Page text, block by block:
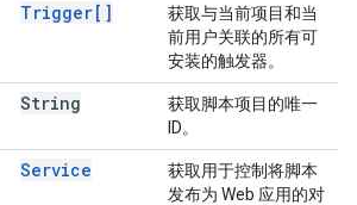
Trigger[]
获取与当前项目和当
前用户关联的所有可
安装的触发器。
String
获取脚本项目的唯一
ID。
Service
获取用于控制将脚本
发布为 Web 应用的对